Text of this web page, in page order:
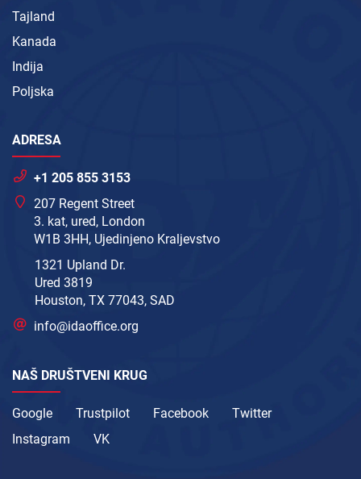
Tajland
Kanada
Indija
Poljska
ADRESA
+1 205 855 3153
207 Regent Street
3. kat, ured, London
W1B 3HH, Ujedinjeno Kraljevstvo
1321 Upland Dr.
Ured 3819
Houston, TX 77043, SAD
info@idaoffice.org
NAŠ DRUŠTVENI KRUG
Google Trustpilot Facebook
Twitter
Instagram
VK